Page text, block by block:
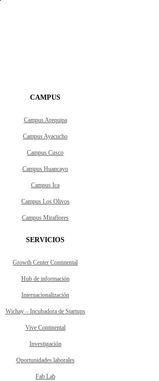
CAMPUS
Campus Arequipa
Campus Ayacucho
Campus Cusco
Campus Huancayo
Campus Ica
Campus Los Olivos
Campus Miraflores
SERVICIOS
Growth Center Continental
Hub de información
Internacionalización
Wichay – Incubadora de Startups
Vive Continental
Investigación
Oportunidades laborales
Fab Lab